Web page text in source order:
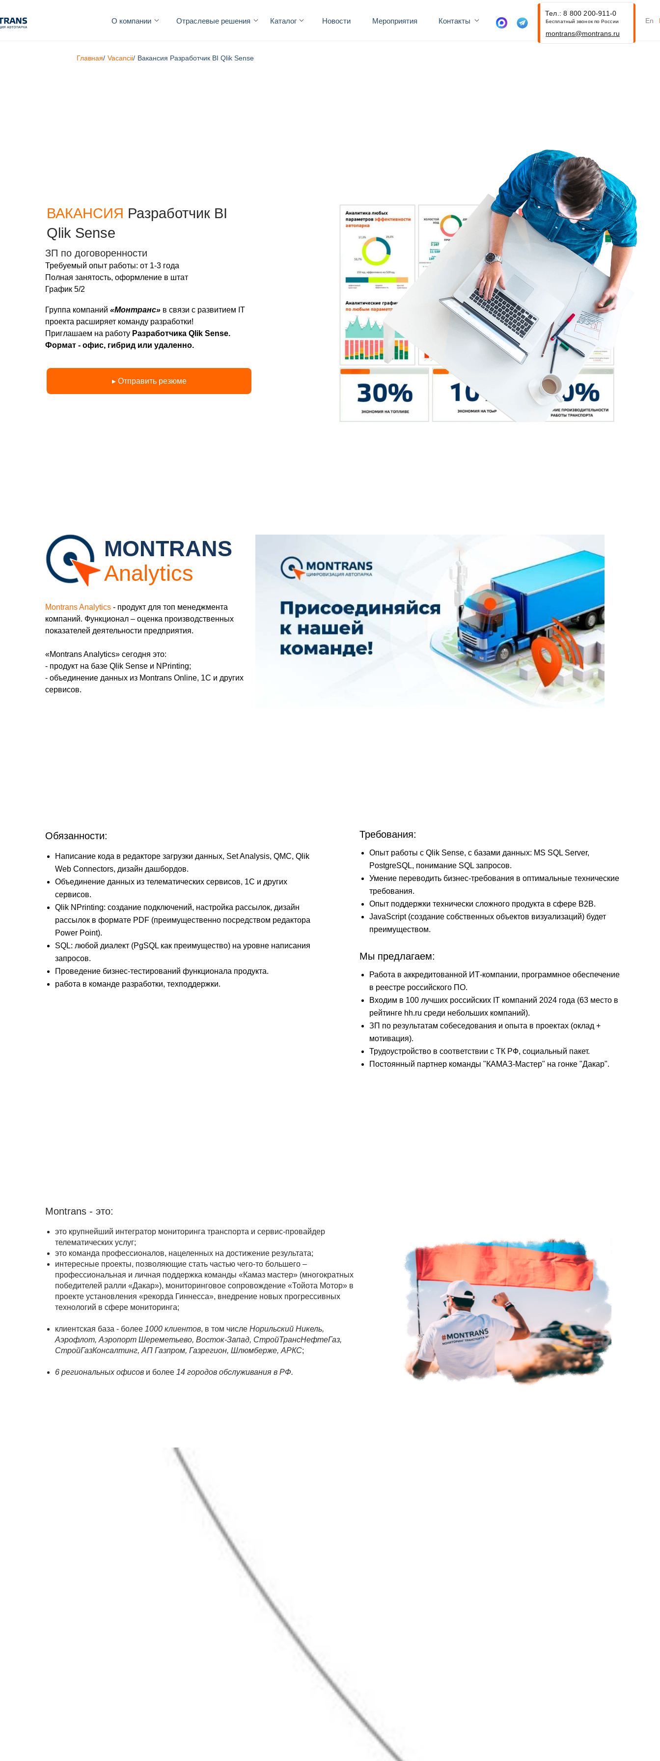
montrans@montrans.ru
Отраслевые решения Мероприятия
Новости
Каталог
О компании Контакты En
Тел.: 8 800 200-911-0
Бесплатный звонок по России
Главная/ Vacancii/ Вакансия Разработчик BI Qlik Sense
ВАКАНСИЯ Разработчик BI
Qlik Sense
▸ Отправить резюме
ЗП по договоренности
Группа компаний «Монтранс» в связи с развитием IT
проекта расширяет команду разработки!
Приглашаем на работу Разработчика Qlik Sense.
Формат - офис, гибрид или удаленно.
Требуемый опыт работы: от 1-3 года
Полная занятость, оформление в штат
График 5/2
MONTRANS
Analytics
Montrans Analytics - продукт для топ менеджмента
компаний. Функционал – оценка производственных
показателей деятельности предприятия.
«Montrans Analytics» сегодня это:
- продукт на базе Qlik Sense и NPrinting;
- объединение данных из Montrans Online, 1С и других
сервисов.
Написание кода в редакторе загрузки данных, Set Analysis, QMC, Qlik
Web Connectors, дизайн дашбордов.
Объединение данных из телематических сервисов, 1С и других
сервисов.
Qlik NPrinting: создание подключений, настройка рассылок, дизайн
рассылок в формате PDF (преимущественно посредством редактора
Power Point).
SQL: любой диалект (PgSQL как преимущество) на уровне написания
запросов.
Проведение бизнес-тестирований функционала продукта.
работа в команде разработки, техподдержки.
Опыт работы с Qlik Sense, с базами данных: MS SQL Server,
PostgreSQL, понимание SQL запросов.
Умение переводить бизнес-требования в оптимальные технические
требования.
Опыт поддержки технически сложного продукта в сфере В2В.
JavaScript (создание собственных объектов визуализаций) будет
преимуществом.
Работа в аккредитованной ИТ-компании, программное обеспечение
в реестре российского ПО.
Входим в 100 лучших российских IT компаний 2024 года (63 место в
рейтинге hh.ru среди небольших компаний).
ЗП по результатам собеседования и опыта в проектах (оклад +
мотивация).
Трудоустройство в соответствии с ТК РФ, социальный пакет.
Постоянный партнер команды "КАМАЗ-Мастер" на гонке "Дакар".
Требования:
Мы предлагаем:
Обязанности:
Montrans - это:
это крупнейший интегратор мониторинга транспорта и сервис-провайдер
телематических услуг;
это команда профессионалов, нацеленных на достижение результата;
интересные проекты, позволяющие стать частью чего-то большего –
профессиональная и личная поддержка команды «Камаз мастер» (многократных
победителей ралли «Дакар»), мониторинговое сопровождение «Тойота Мотор» в
проекте установления «рекорда Гиннесса», внедрение новых прогрессивных
технологий в сфере мониторинга;
клиентская база - более 1000 клиентов, в том числе Норильский Никель,
Аэрофлот, Аэропорт Шереметьево, Восток-Запад, СтройТрансНефтеГаз,
СтройГазКонсалтинг, АП Газпром, Газрегион, Шлюмберже, АРКС;
6 региональных офисов и более 14 городов обслуживания в РФ.